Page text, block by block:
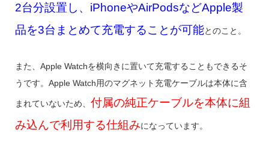
2台分設置し、iPhoneやAirPodsなどApple製
品を3台まとめて充電することが可能とのこと。
また、Apple Watchを横向きに置いて充電することもできるそ
うです。Apple Watch用のマグネット充電ケーブルは本体に含
まれていないため、 付属の純正ケーブルを本体に組
み込んで利用する仕組みになっています。